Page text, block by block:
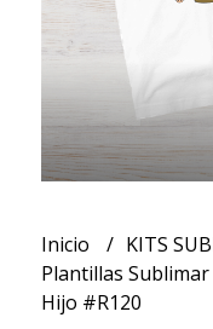
Inicio KITS
Plantillas
Hijo #R120